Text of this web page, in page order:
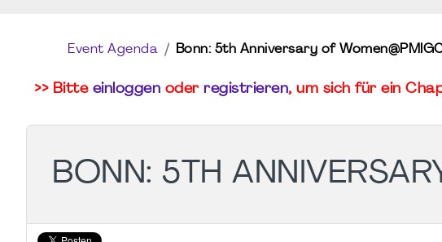
Event Agenda Bonn: 5th Anniversary of
>> Bitte einloggen oder registrieren, um sich für ein
BONN: 5TH